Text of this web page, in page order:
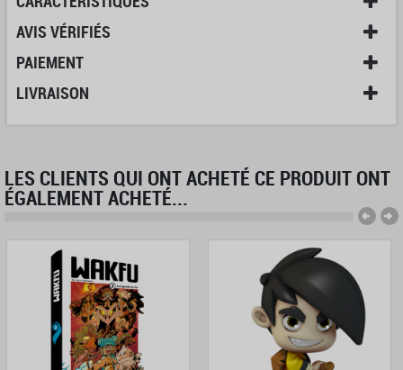
AVIS VÉRIFIÉS
PAIEMENT
LIVRAISON
LES CLIENTS QUI ONT ACHETÉ CE PRODUIT ONT
ÉGALEMENT ACHETÉ...